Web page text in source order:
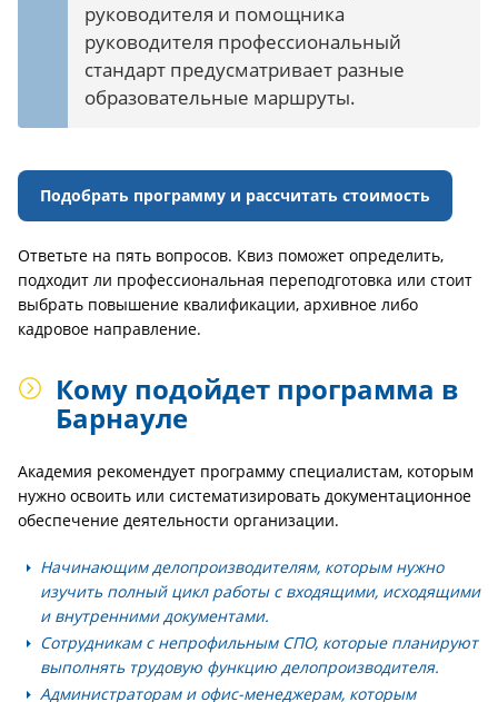
руководителя и помощника
руководителя профессиональный
стандарт предусматривает разные
образовательные маршруты.
Подобрать программу и рассчитать стоимость
Ответьте на пять вопросов. Квиз поможет определить,
подходит ли профессиональная переподготовка или стоит
выбрать повышение квалификации, архивное либо
кадровое направление.
Кому подойдет программа в
Барнауле
Академия рекомендует программу специалистам, которым
нужно освоить или систематизировать документационное
обеспечение деятельности организации.
Начинающим делопроизводителям, которым нужно
изучить полный цикл работы с входящими, исходящими
и внутренними документами.
Сотрудникам с непрофильным СПО, которые планируют
выполнять трудовую функцию делопроизводителя.
Администраторам и офис-менеджерам, которым